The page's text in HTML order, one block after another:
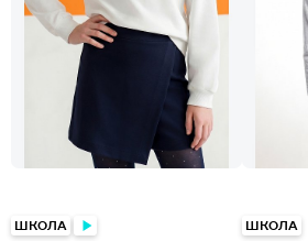
ШКОЛА ШКОЛА